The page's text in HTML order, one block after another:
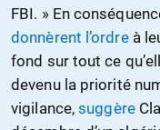
FBI. » En
donnèrent l’ordreà
fond sur tout ce
devenu la priorité
vigilance,suggère